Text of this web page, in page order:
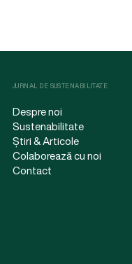
JURNAL DE SUSTENABILITATE
Despre noi
Sustenabilitate
Știri & Articole
Colaborează cu noi
Contact